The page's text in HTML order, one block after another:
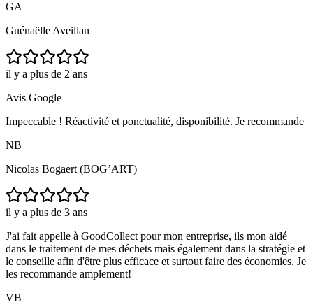
GA
Guénaëlle Aveillan
il y a plus de 2 ans
Avis Google
Impeccable ! Réactivité et ponctualité, disponibilité. Je recommande
NB
Nicolas Bogaert (BOG’ART)
il y a plus de 3 ans
J'ai fait appelle à GoodCollect pour mon entreprise, ils mon aidé
dans le traitement de mes déchets mais également dans la stratégie et
le conseille afin d'être plus efficace et surtout faire des économies. Je
les recommande amplement!
VB